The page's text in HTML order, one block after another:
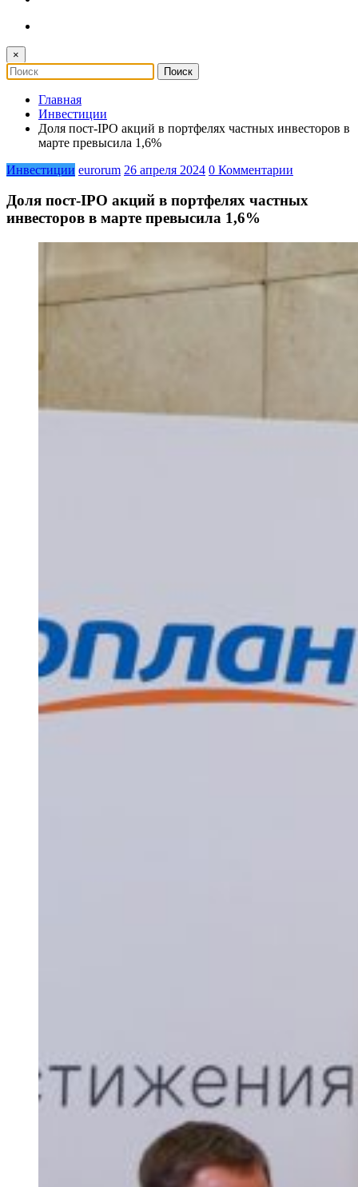
×
Главная
Инвестиции
Доля пост-IPO акций в портфелях частных инвесторов в
марте превысила 1,6%
Инвестиции eurorum 26 апреля 2024 0 Комментарии
Доля пост-IPO акций в портфелях частных
инвесторов в марте превысила 1,6%